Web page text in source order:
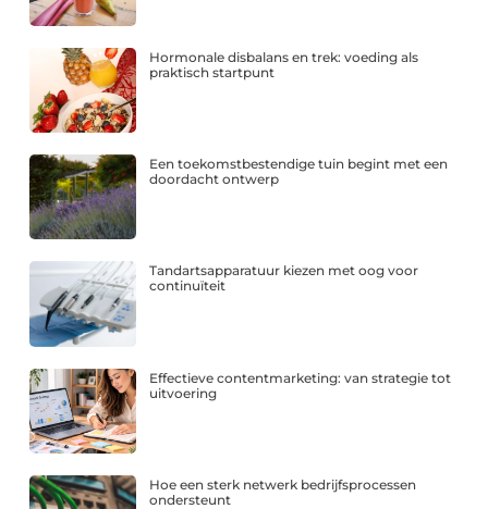
Hormonale disbalans en trek: voeding als
praktisch startpunt
Een toekomstbestendige tuin begint met een
doordacht ontwerp
Tandartsapparatuur kiezen met oog voor
continuïteit
Effectieve contentmarketing: van strategie tot
uitvoering
Hoe een sterk netwerk bedrijfsprocessen
ondersteunt